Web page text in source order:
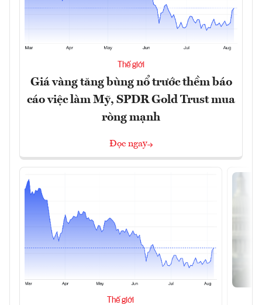
Thế giới
Giá vàng tăng bùng nổ trước thềm báo
cáo việc làm Mỹ, SPDR Gold Trust mua
ròng mạnh
Đọc ngay
Thế giới